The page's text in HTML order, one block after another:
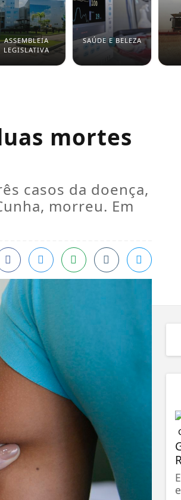
ASSEMBLEIA
LEGISLATIVA
SAÚDE E BELEZA
mortes
casos da doença,
morreu. Em